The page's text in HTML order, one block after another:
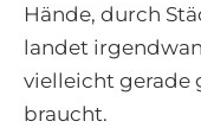
Hände, durch
landet
vielleicht gerade
braucht.